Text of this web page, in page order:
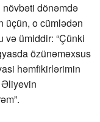
dönəmdə
üçün, o cümlədən
ümiddir: “Çünki
özünəməxsus
həmfikirlərimin
Əliyevin